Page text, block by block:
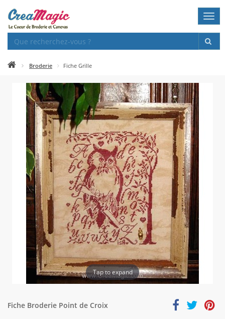
Broderie Fiche Grille
Tap to expand
Fiche Broderie Point de Croix